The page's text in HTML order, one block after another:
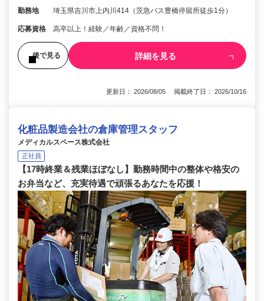
勤務地 埼玉県吉川市上内川414（茨急バス豊橋停留所徒歩1分）
応募資格 高卒以上！経験／年齢／資格不問！
後で見る 詳細を見る
更新日： 2026/08/05 掲載終了日： 2026/10/16
化粧品製造会社の倉庫管理スタッフ
メディカルスペース株式会社
正社員
【17時終業＆残業ほぼなし】勤務時間中の整体や格安の
お弁当など、充実待遇で頑張るあなたを応援！